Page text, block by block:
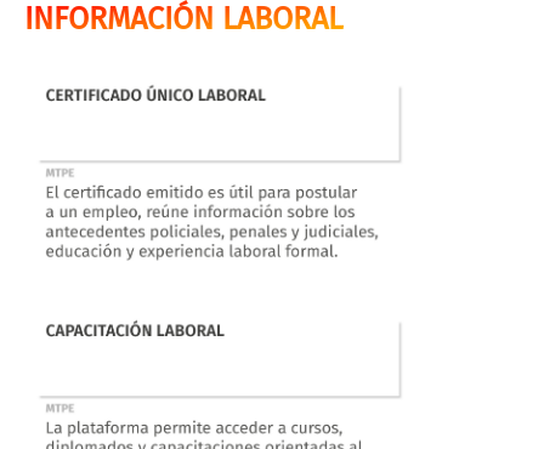
INFORMACIÓN LABORAL